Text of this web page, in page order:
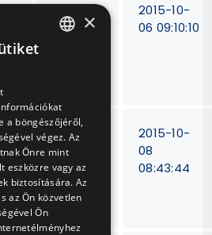
V-
279/15
2015-10-
06 09:10:10
V-
278/15.
2015-10-
08
08:43:44
×
a böngészőjéről,
végez. Az
Önre mint
eszközre vagy az
biztosítására. Az
az Ön közvetlen
Ön